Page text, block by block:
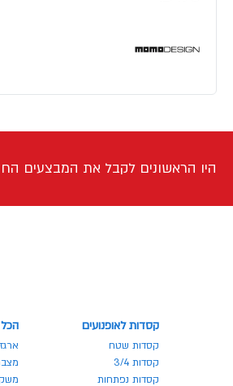
היו הראשונים לקבל את המבצעים
קסדות לאופנועים
קסדות שטח
קסדות 3/4
קסדות נפתחות